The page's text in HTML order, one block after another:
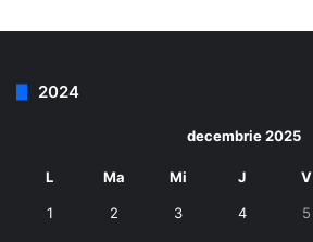
2024
decembrie 2025
L Ma Mi J V
1 2 3 4 5